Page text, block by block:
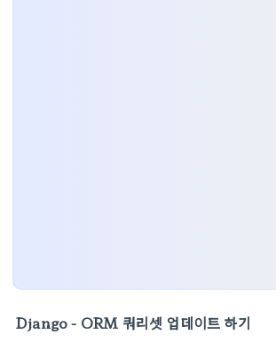
Django - ORM 쿼리셋 업데이트 하기